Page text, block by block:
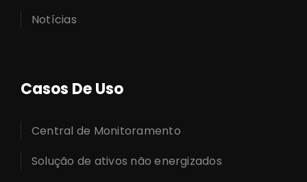
Notícias
Casos De Uso
Central de Monitoramento
Solução de ativos não energizados